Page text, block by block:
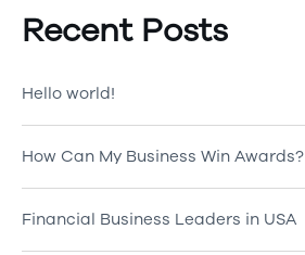
Recent Posts
Hello world!
How Can My Business Win Awards?
Financial Business Leaders in USA